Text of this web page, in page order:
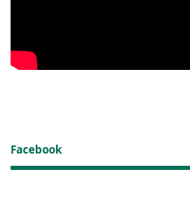
Facebook